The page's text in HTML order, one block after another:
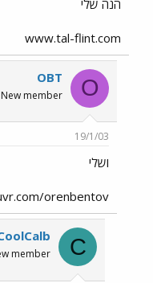
הנה שלי
www.tal-flint.com
O
OBT
New member
19/1/03
ושלי
orenbentov/
C
member